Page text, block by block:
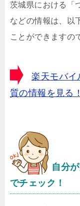
茨城県における「
などの情報は、以
ことができますの
楽天モバイ
質の情報を見る！
自分
でチェック！